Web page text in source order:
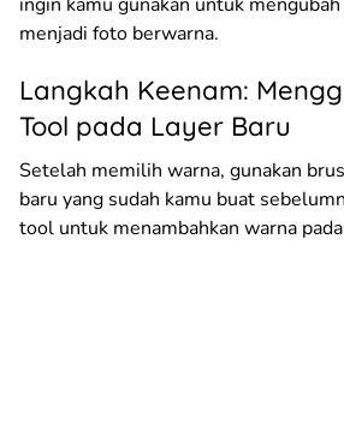
menjadi foto berwarna.
Langkah Keenam:
Tool pada Layer Baru
Setelah memilih warna, gunakan
baru yang sudah kamu buat
tool untuk menambahkan warna